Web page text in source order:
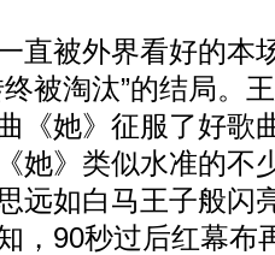
被外界看好的本
被淘汰”的结局。
《她》征服了好歌
她》类似水准的不
远如白马王子般闪
，90秒过后红幕